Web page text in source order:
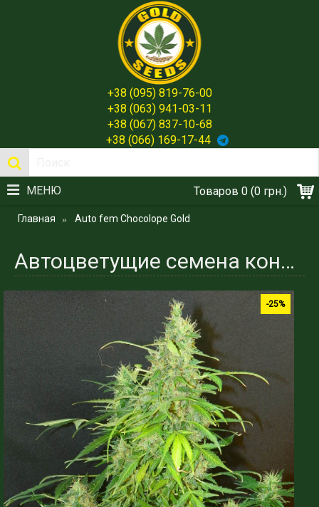
+38 (095) 819-76-00
+38 (063) 941-03-11
+38 (067) 837-10-68
+38 (066) 169-17-44
Товаров 0 (0 грн.)
МЕНЮ
Главная Auto fem Chocolope Gold
Автоцветущие семена конопли феминизированные сорта Chocolope
-25%